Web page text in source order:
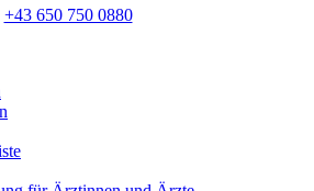
+43 650 750 0880